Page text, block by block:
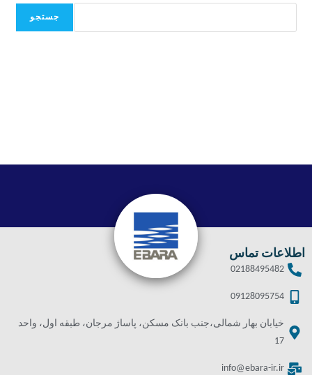
جستجو
اطلاعات تماس
02188495482
09128095754
خیابان بهار شمالی،جنب بانک مسکن، پاساژ مرجان، طبقه اول، واحد
17
info@ebara-ir.ir